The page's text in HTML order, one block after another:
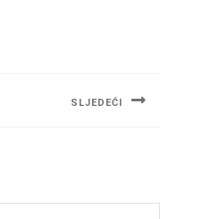
SLJEDEĆI